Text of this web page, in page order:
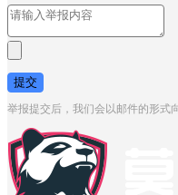
提交
举报提交后，我们会以邮件的形式